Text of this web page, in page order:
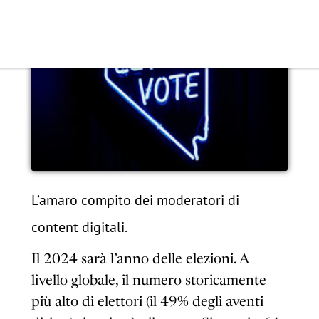
L’amaro compito dei moderatori di
content digitali.
Il 2024 sarà l’anno delle elezioni. A
livello globale, il numero storicamente
più alto di elettori (il 49% degli aventi